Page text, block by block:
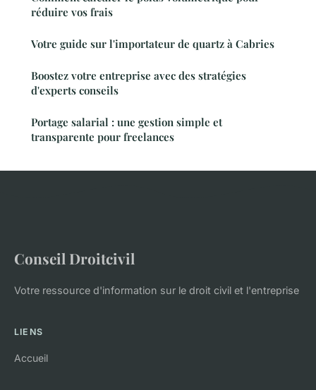
réduire vos frais
Votre guide sur l'importateur de quartz à Cabries
Boostez votre entreprise avec des stratégies
d'experts conseils
Portage salarial : une gestion simple et
transparente pour freelances
Conseil Droitcivil
Votre ressource d'information sur le droit civil et l'entreprise
LIENS
Accueil